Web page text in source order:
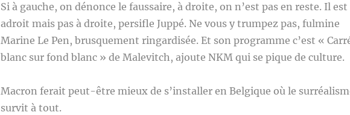
Si à gauche, on dénonce le faussaire, à droite, on n’est pas en reste. Il est
adroit mais pas à droite, persifle Juppé. Ne vous y trumpez pas, fulmine
Marine Le Pen, brusquement ringardisée. Et son programme c’est «
blanc sur fond blanc » de Malevitch, ajoute NKM qui se pique de culture.
Macron ferait peut-être mieux de s’installer en Belgique où le
survit à tout.